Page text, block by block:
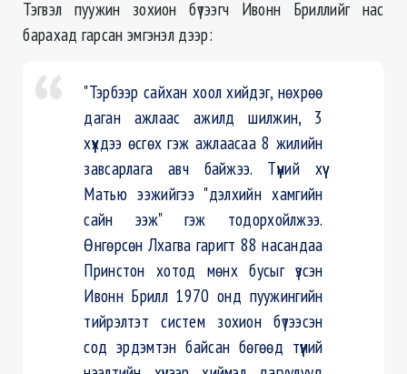
Тэгвэл пуужин зохион бүтээгч Ивонн Бриллийг нас
барахад гарсан эмгэнэл дээр:
"Тэрбээр сайхан хоол хийдэг, нөхрөө
даган ажлаас ажилд шилжин, 3
хүүхдээ өсгөх гэж ажлаасаа 8 жилийн
завсарлага авч байжээ. Түүний хүү
Матью ээжийгээ "дэлхийн хамгийн
сайн ээж" гэж тодорхойлжээ.
Өнгөрсөн Лхагва гаригт 88 насандаа
Принстон хотод мөнх бусыг үзсэн
Ивонн Брилл 1970 онд пуужингийн
тийрэлтэт систем зохион бүтээсэн
сод эрдэмтэн байсан бөгөөд түүний